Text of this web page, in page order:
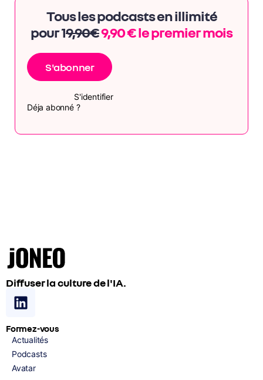
Tous les podcasts en illimité
pour 19,90€9,90 € le premier mois
S'abonner
Déja abonné ?
S'identifier
Diffuser la culture de l'IA.
Formez-vous
Actualités
Podcasts
Avatar